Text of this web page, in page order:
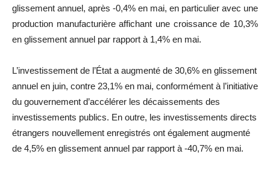
glissement annuel, après -0,4% en mai, en particulier avec une
production manufacturière affichant une croissance de 10,3%
en glissement annuel par rapport à 1,4% en mai.
L’investissement de l’État a augmenté de 30,6% en glissement
annuel en juin, contre 23,1% en mai, conformément à l’initiative
du gouvernement d’accélérer les décaissements des
investissements publics. En outre, les investissements directs
étrangers nouvellement enregistrés ont également augmenté
de 4,5% en glissement annuel par rapport à -40,7% en mai.